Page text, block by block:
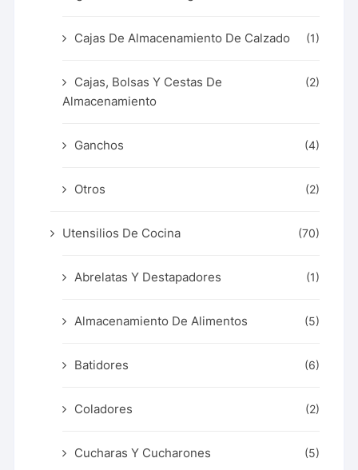
Cajas De Almacenamiento De Calzado (1)
Cajas, Bolsas Y Cestas De
Almacenamiento
(2)
Ganchos (4)
Otros (2)
Utensilios De Cocina (70)
Abrelatas Y Destapadores (1)
Almacenamiento De Alimentos (5)
Batidores (6)
Coladores (2)
Cucharas Y Cucharones (5)